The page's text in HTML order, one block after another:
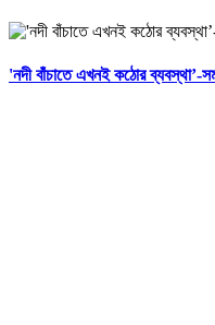
'নদী বাঁচাতে এখনই কঠোর ব্যবস্থা’-